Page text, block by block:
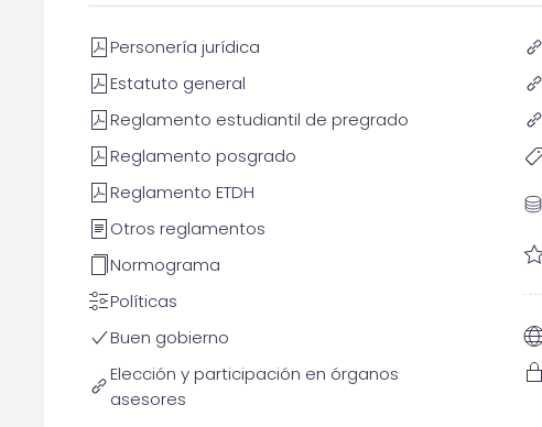
Personería jurídica
Estatuto general
Reglamento estudiantil de pregrado
Reglamento posgrado
Reglamento ETDH
Otros reglamentos
Normograma
Políticas
Buen gobierno
Elección y participación en órganos
asesores